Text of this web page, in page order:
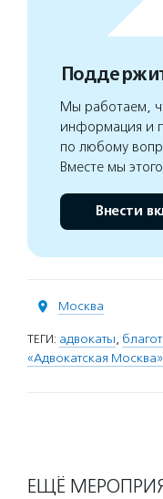
Мы работаем,
информация и
по любому
Вместе мы
Внести
Москва
ТЕГИ: адвокаты,
«Адвокатская Москва»
ЕЩЁ